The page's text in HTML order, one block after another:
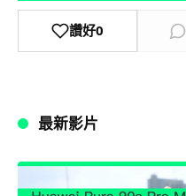
讚好0
最新影片